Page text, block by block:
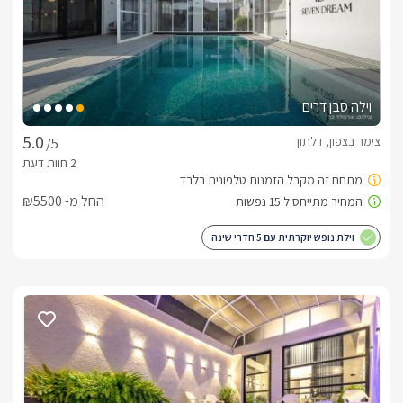
במתחם הגן תיהנו מ:בריכת שחייה ענקית ויוקרתית מפסיפס כחול
(7/15), מוקפת ריצוף למניעת החלקות וגדר אלגנטית לשמירת
מדשאה גדולה, נדנדות וערסלים תאילנדיים. תאורת ערב צבעונית
מאירה באור רומנטי ונעים את כל המתחם. אטרקציותמסלולי טיול
מרהיבים – מן היפים ברחבי הצפון, טיולי ג'יפים, טרקטורונים,
עבורכם מגוון רחב של טיפולים ועיסויים לגוף ולנפש
החוויה בחורף
עבים. ישנו שלג במושב בשיא העונה וכן ניתן לצאת ולסייר באתרים
המושלגים בסמוך.
כלול באירוח
לינה +  פינת קפה, מגבות רחצה איכותיות, מגבות פנים וידיים, מוצרי
וילה סבן דרים
/5
צימר בצפון, דלתון
החל מ- ₪5500
וילת נופש יוקרתית עם 5 חדרי שינה